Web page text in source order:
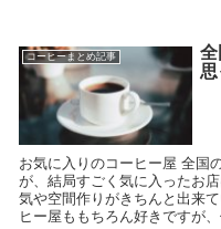
コーヒーまとめ記事
全
思
お気に入りのコーヒー屋 全国
が、結局すごく気に入ったお
気や空間作りがきちんと出来
ヒー屋ももちろん好きですが、